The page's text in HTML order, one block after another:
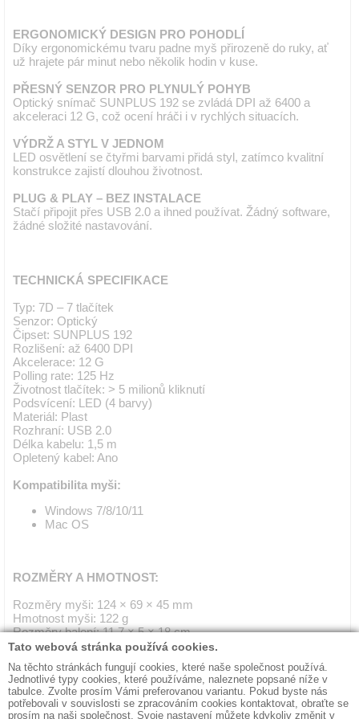
ERGONOMICKÝ DESIGN PRO POHODLÍ
Díky ergonomickému tvaru padne myš přirozeně do ruky, ať
už hrajete pár minut nebo několik hodin v kuse.
PŘESNÝ SENZOR PRO PLYNULÝ POHYB
Optický snímač SUNPLUS 192 se zvládá DPI až 6400 a
akceleraci 12 G, což ocení hráči i v rychlých situacích.
VÝDRŽ A STYL V JEDNOM
LED osvětlení se čtyřmi barvami přidá styl, zatímco kvalitní
konstrukce zajistí dlouhou životnost.
PLUG & PLAY – BEZ INSTALACE
Stačí připojit přes USB 2.0 a ihned používat. Žádný software,
žádné složité nastavování.
TECHNICKÁ SPECIFIKACE
Typ: 7D – 7 tlačítek
Senzor: Optický
Čipset: SUNPLUS 192
Rozlišení: až 6400 DPI
Akcelerace: 12 G
Polling rate: 125 Hz
Životnost tlačítek: > 5 milionů kliknutí
Podsvícení: LED (4 barvy)
Materiál: Plast
Rozhraní: USB 2.0
Délka kabelu: 1,5 m
Opletený kabel: Ano
Kompatibilita myši:
Windows 7/8/10/11
Mac OS
ROZMĚRY A HMOTNOST:
Rozměry myši: 124 × 69 × 45 mm
Hmotnost myši: 122 g
Rozměry balení: 11,7 × 5 × 18 cm
Hmotnost balení: 0,153 kg